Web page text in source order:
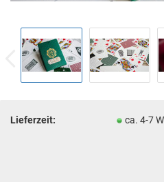
Lieferzeit: ca. 4-7